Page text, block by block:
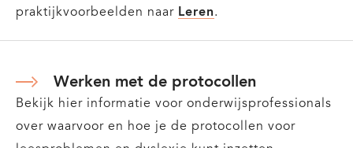
praktijkvoorbeelden naar Leren.
Werken met de protocollen
Bekijk hier informatie voor onderwijsprofessionals
over waarvoor en hoe je de protocollen voor